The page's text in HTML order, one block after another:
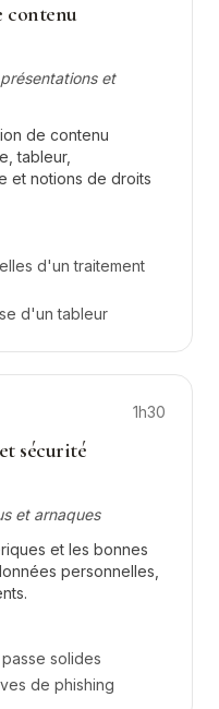
contenu
et
de contenu
tableur,
et notions de droits
d'un traitement
d'un tableur
1h30
sécurité
et arnaques
et les bonnes
personnelles,
solides
de phishing